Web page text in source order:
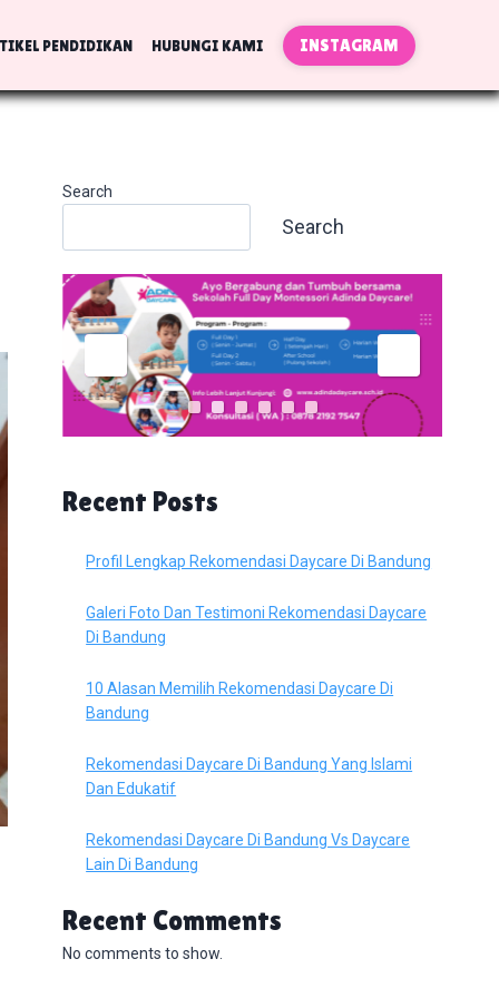
PENDIDIKAN HUBUNGI KAMI INSTAGRAM
Search
Search
Recent Posts
Profil Lengkap Rekomendasi Daycare Di Bandung
Galeri Foto Dan Testimoni Rekomendasi Daycare
Di Bandung
10 Alasan Memilih Rekomendasi Daycare Di
Bandung
Rekomendasi Daycare Di Bandung Yang Islami
Dan Edukatif
Rekomendasi Daycare Di Bandung Vs Daycare
Lain Di Bandung
Recent Comments
No comments to show.